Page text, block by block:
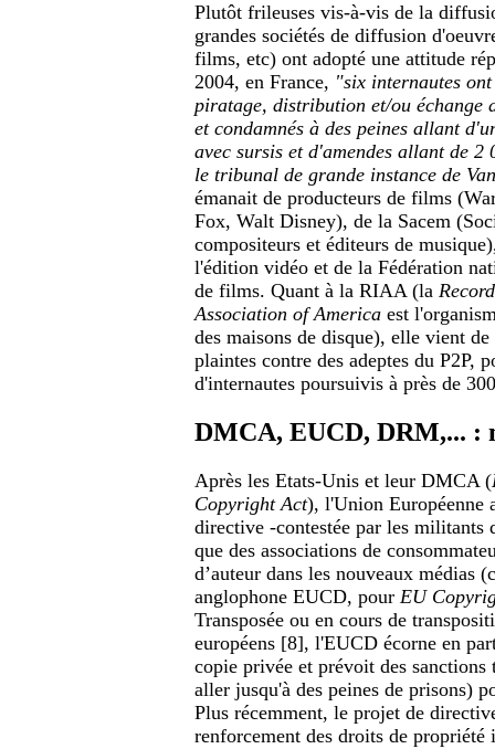
Plutôt frileuses vis-à-vis de la
grandes sociétés de diffusion
films, etc) ont adopté une attitude
2004, en France, "six internautes ont
piratage, distribution et/ou échange
et condamnés à des peines allant
avec sursis et d'amendes allant de 2
le tribunal de grande instance de
émanait de producteurs de films
Fox, Walt Disney), de la Sacem
compositeurs et éditeurs de
l'édition vidéo et de la Fédération
de films. Quant à la RIAA (la
Association of America est
des maisons de disque), elle vient
plaintes contre des adeptes du P2P,
d'internautes poursuivis à près de
DMCA, EUCD, DRM,... :
Après les Etats-Unis et leur DMCA (
Copyright Act), l'Union Européenne
directive -contestée par les
que des associations de
d’auteur dans les nouveaux médias
anglophone EUCD, pour EU
Transposée ou en cours de
européens [8], l'EUCD écorne en
copie privée et prévoit des sanctions
aller jusqu'à des peines de prisons)
Plus récemment, le projet de
renforcement des droits de